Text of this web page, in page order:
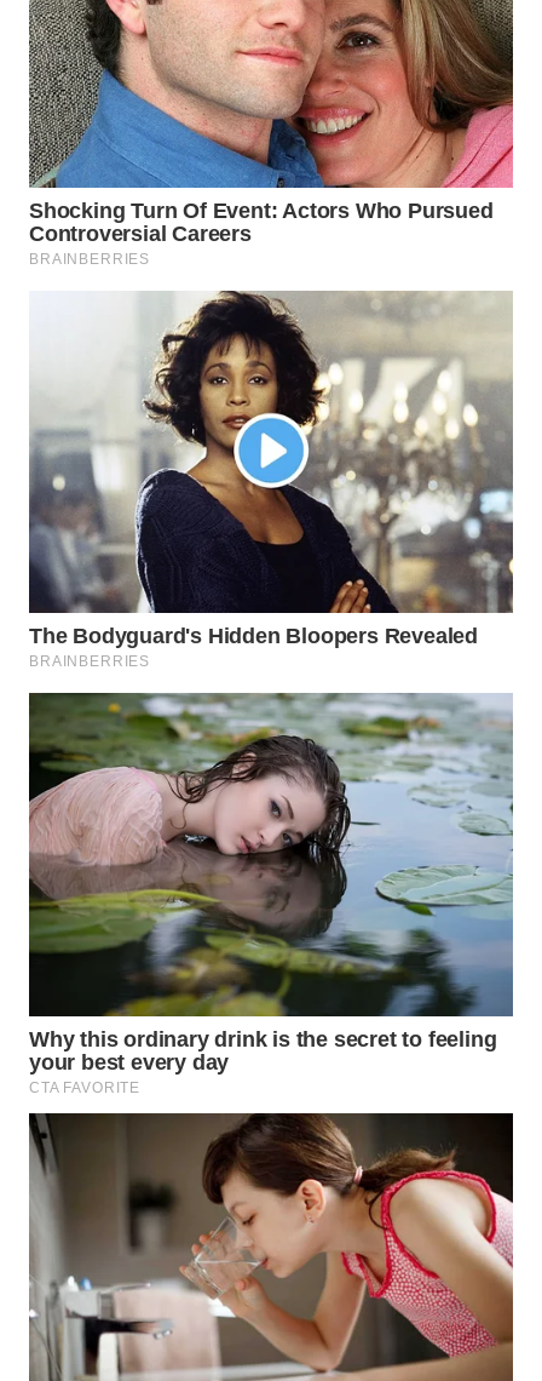
WAHANANEWS
CO ID
WAHANANEWS
NET
WAHANA
SPORT
WAHANA
SELEB
WAHANA
PERSONA
WAHANA
OTOMOTIF
HEALTH
WAHANA
DESA
WISATA
LAPAK
WAHANA
KONSUMEN
LISTRIK
MASYARAKAT
KELISTRIKAN
MAWAKA
ID